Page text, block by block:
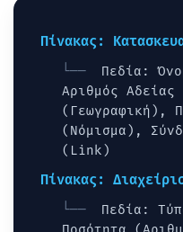
Πίνακας:
Πεδία:
Αριθμός
(Γεωγραφική),
(Νόμισμα),
(Link)
Πίνακας:
Πεδία: